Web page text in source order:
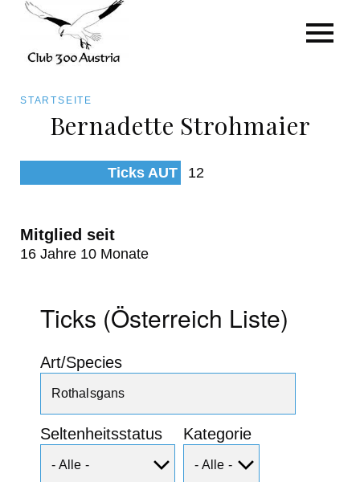
Direkt
zum
Pfadnavigation
STARTSEITE
Bernadette Strohmaier
Ticks AUT 12
Mitglied seit
16 Jahre 10 Monate
Ticks (Österreich Liste)
Art/Species
Seltenheitsstatus Kategorie
Art/Species
Status
Kategorie für die Österreich-Liste
Beobachtungen